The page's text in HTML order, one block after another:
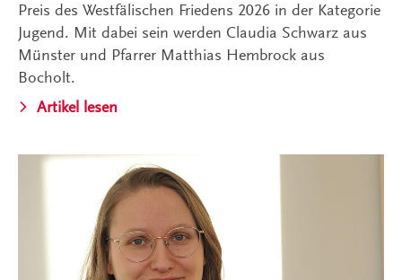
Preis des Westfälischen Friedens 2026 in der Kategorie
Jugend. Mit dabei sein werden Claudia Schwarz aus
Münster und Pfarrer Matthias Hembrock aus
Bocholt.
Artikel lesen